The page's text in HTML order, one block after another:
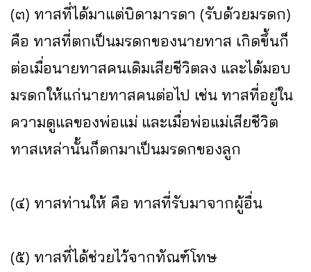
(๓) ทาสที่ได้มาแต่บิดามารดา (รับด้วยมรดก)
คือ ทาสที่ตกเป็นมรดกของนายทาส เกิดขึ้นก็
ต่อเมื่อนายทาสคนเดิมเสียชีวิตลง และได้มอบ
มรดกให้แก่นายทาสคนต่อไป เช่น ทาสที่อยู่ใน
ความดูแลของพ่อแม่ และเมื่อพ่อแม่เสียชีวิต
ทาสเหล่านั้นก็ตกมาเป็นมรดกของลูก
(๔) ทาสท่านให้ คือ ทาสที่รับมาจากผู้อื่น
(๕) ทาสที่ได้ช่วยไว้จากทัณฑ์โทษ